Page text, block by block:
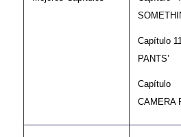
Capítulo
PANTS’
CAMERA